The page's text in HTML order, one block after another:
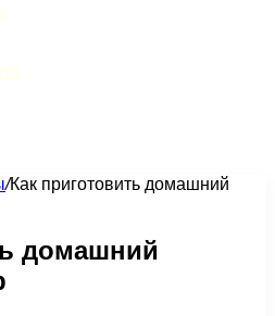
/Как приготовить домашний
домашний